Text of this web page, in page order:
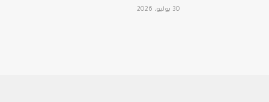
30 يوليو، 2026